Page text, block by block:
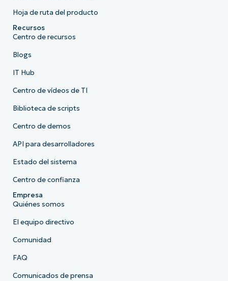
Hoja de ruta del producto
Recursos
Centro de recursos
Blogs
IT Hub
Centro de vídeos de TI
Biblioteca de scripts
Centro de demos
API para desarrolladores
Estado del sistema
Centro de confianza
Empresa
Quiénes somos
El equipo directivo
Comunidad
FAQ
Comunicados de prensa